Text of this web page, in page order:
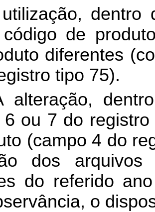
dentro
código de
diferentes
tipo 75).
alteração,
6 ou 7 do
(campo 4 do
dos
do referido
o